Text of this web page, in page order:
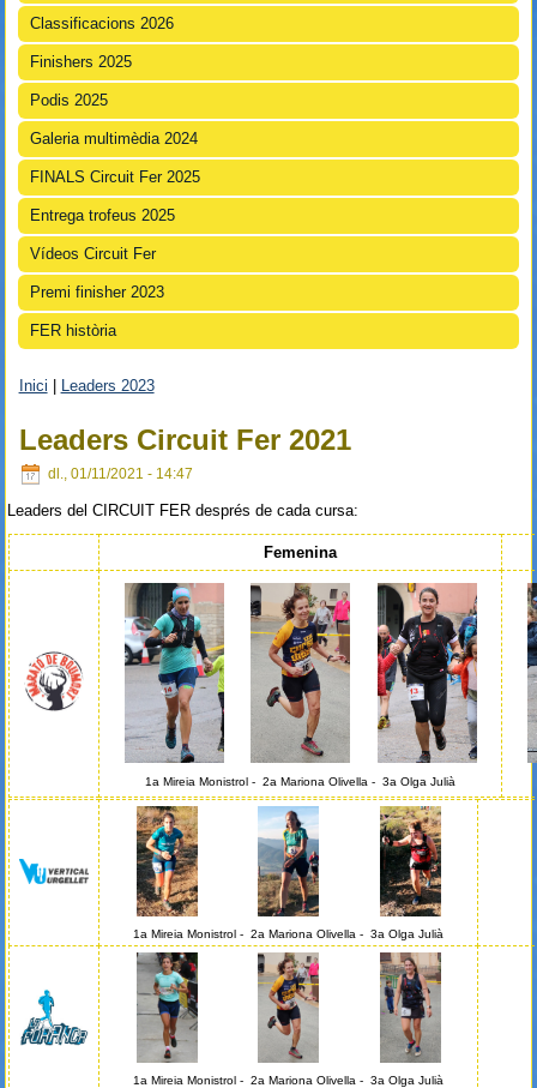
Classificacions 2026
Finishers 2025
Podis 2025
Galeria multimèdia 2024
FINALS Circuit Fer 2025
Entrega trofeus 2025
Vídeos Circuit Fer
Premi finisher 2023
FER història
Inici Leaders 2023
Leaders Circuit Fer 2021
dl., 01/11/2021 - 14:47
Leaders del CIRCUIT FER després de cada cursa:
Femenina
1a Mireia Monistrol - 2a Mariona Olivella - 3a Olga Julià
1a Mireia Monistrol - 2a Mariona Olivella - 3a Olga Julià
1a Mireia Monistrol - 2a Mariona Olivella - 3a Olga Julià